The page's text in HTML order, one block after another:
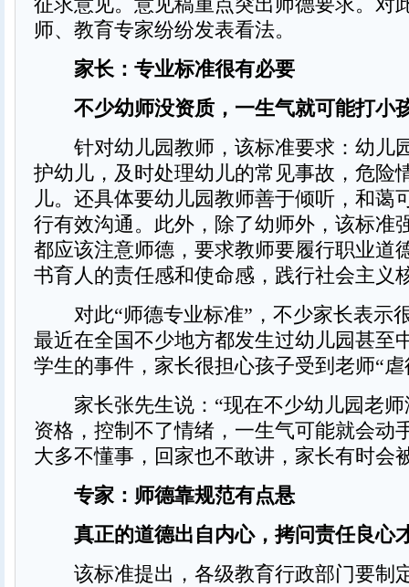
师、教育专家纷纷发表看法。
家长：专业标准很有必要
不少幼师没资质，一生气就可能打小
针对幼儿园教师，该标准要求：幼儿
护幼儿，及时处理幼儿的常见事故，危险
儿。还具体要幼儿园教师善于倾听，和蔼
行有效沟通。此外，除了幼师外，该标准
都应该注意师德，要求教师要履行职业道
书育人的责任感和使命感，践行社会主义
对此“师德专业标准”，不少家长表示
最近在全国不少地方都发生过幼儿园甚至
学生的事件，家长很担心孩子受到老师“虐
家长张先生说：“现在不少幼儿园老师
资格，控制不了情绪，一生气可能就会动
大多不懂事，回家也不敢讲，家长有时会
专家：师德靠规范有点悬
真正的道德出自内心，拷问责任良心
该标准提出，各级教育行政部门要制